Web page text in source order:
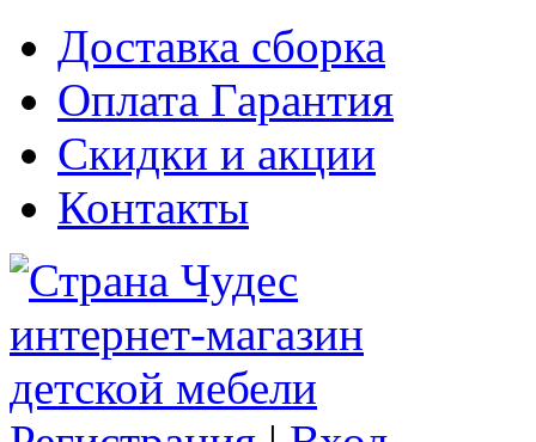
Доставка сборка
Оплата Гарантия
Скидки и акции
Контакты